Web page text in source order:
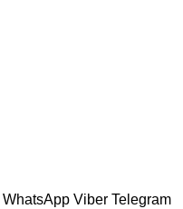
WhatsApp Viber Telegram